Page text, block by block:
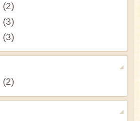
(2)
(3)
(3)
(2)